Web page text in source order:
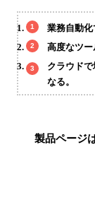
業務自動化
高度なツ
クラウド
なる。
製品ページ